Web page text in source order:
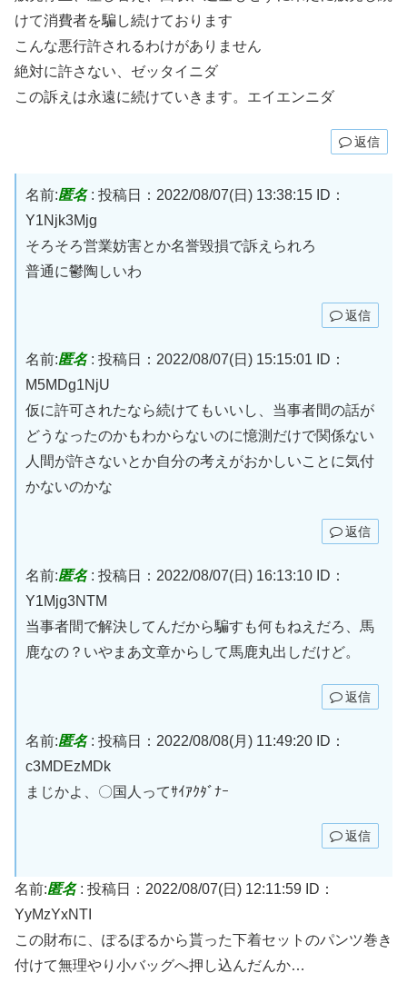
けて消費者を騙し続けております
こんな悪行許されるわけがありません
絶対に許さない、ゼッタイニダ
この訴えは永遠に続けていきます。エイエンニダ
返信
名前:匿名: 投稿日：2022/08/07(日) 13:38:15
ID：
Y1Njk3Mjg
そろそろ営業妨害とか名誉毀損で訴えられろ
普通に鬱陶しいわ
返信
名前:匿名: 投稿日：2022/08/07(日) 15:15:01
ID：
M5MDg1NjU
仮に許可されたなら続けてもいいし、当事者間の話が
どうなったのかもわからないのに憶測だけで関係ない
人間が許さないとか自分の考えがおかしいことに気付
かないのかな
返信
名前:匿名: 投稿日：2022/08/07(日) 16:13:10
ID：
Y1Mjg3NTM
当事者間で解決してんだから騙すも何もねえだろ、馬
鹿なの？いやまあ文章からして馬鹿丸出しだけど。
返信
名前:匿名: 投稿日：2022/08/08(月) 11:49:20
ID：
c3MDEzMDk
まじかよ、〇国人ってｻｲｱｸﾀﾞﾅｰ
返信
名前:匿名: 投稿日：2022/08/07(日) 12:11:59 ID：
YyMzYxNTI
この財布に、ぽるぽるから貰った下着セットのパンツ巻き
付けて無理やり小バッグへ押し込んだんか…